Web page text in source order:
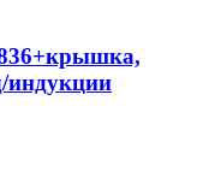
индукции